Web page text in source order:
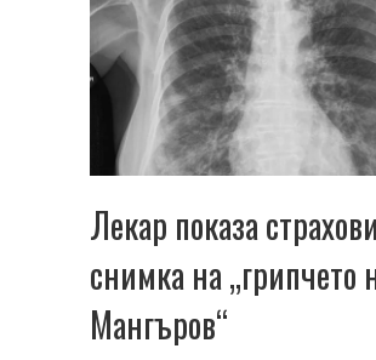
Лекар показа
снимка на „грипчето
Мангъров“